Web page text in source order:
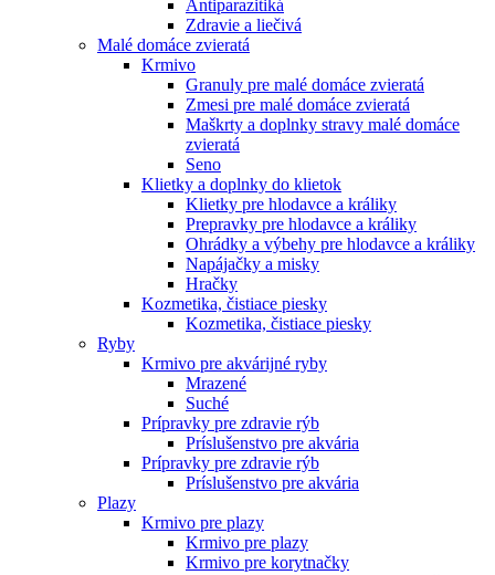
Antiparazitiká
Zdravie a liečivá
Malé domáce zvieratá
Krmivo
Granuly pre malé domáce zvieratá
Zmesi pre malé domáce zvieratá
Maškrty a doplnky stravy malé domáce
zvieratá
Seno
Klietky a doplnky do klietok
Klietky pre hlodavce a králiky
Prepravky pre hlodavce a králiky
Ohrádky a výbehy pre hlodavce a králiky
Napájačky a misky
Hračky
Kozmetika, čistiace piesky
Kozmetika, čistiace piesky
Ryby
Krmivo pre akvárijné ryby
Mrazené
Suché
Prípravky pre zdravie rýb
Príslušenstvo pre akvária
Prípravky pre zdravie rýb
Príslušenstvo pre akvária
Plazy
Krmivo pre plazy
Krmivo pre plazy
Krmivo pre korytnačky